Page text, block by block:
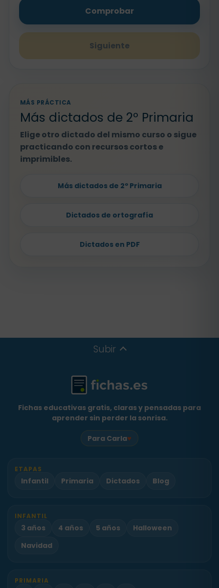
Comprobar
Siguiente
MÁS PRÁCTICA
Más dictados de 2º Primaria
Elige otro dictado del mismo curso o sigue
practicando con recursos cortos e
imprimibles.
Más dictados de 2º Primaria
Dictados de ortografía
Dictados en PDF
Subir
Fichas educativas gratis, claras y pensadas para
aprender sin perder la sonrisa.
Para Carla♥
ETAPAS
Infantil Primaria Dictados Blog
INFANTIL
3 años 4 años 5 años
Halloween
Navidad
PRIMARIA